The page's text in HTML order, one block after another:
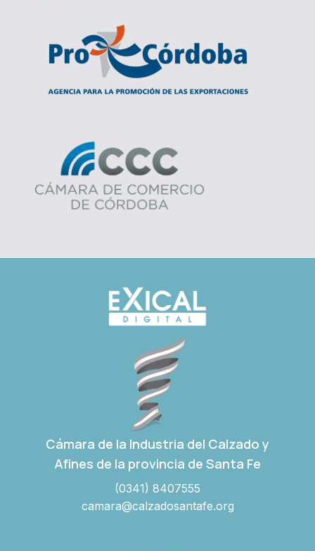
Cámara de la Industria del Calzado y
Afines de la provincia de Santa Fe
(0341) 8407555
camara@calzadosantafe.org